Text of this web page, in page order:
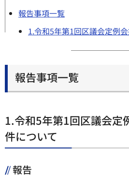
報告事項一覧
1.令和5年第1回区議会定例
報告事項一覧
1.令和5年第1回区議会定
件について
報告